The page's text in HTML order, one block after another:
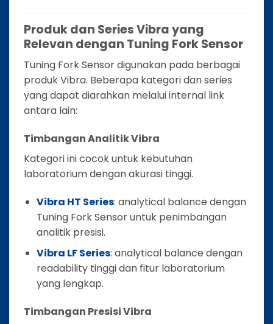
Produk dan Series Vibra yang
Relevan dengan Tuning Fork Sensor
Tuning Fork Sensor digunakan pada berbagai
produk Vibra. Beberapa kategori dan series
yang dapat diarahkan melalui internal link
antara lain:
Timbangan Analitik Vibra
Kategori ini cocok untuk kebutuhan
laboratorium dengan akurasi tinggi.
Vibra HT Series: analytical balance dengan
Tuning Fork Sensor untuk penimbangan
analitik presisi.
Vibra LF Series: analytical balance dengan
readability tinggi dan fitur laboratorium
yang lengkap.
Timbangan Presisi Vibra